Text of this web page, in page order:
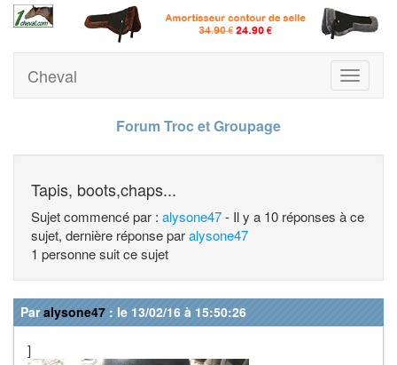
Toggle
Cheval
Forum Troc et Groupage
Tapis, boots,chaps...
Sujet commencé par : alysone47- Il y a 10 réponses à ce
sujet, dernière réponse paralysone47
1 personne suit ce sujet
Paralysone47 : le 13/02/16 à 15:50:26
]